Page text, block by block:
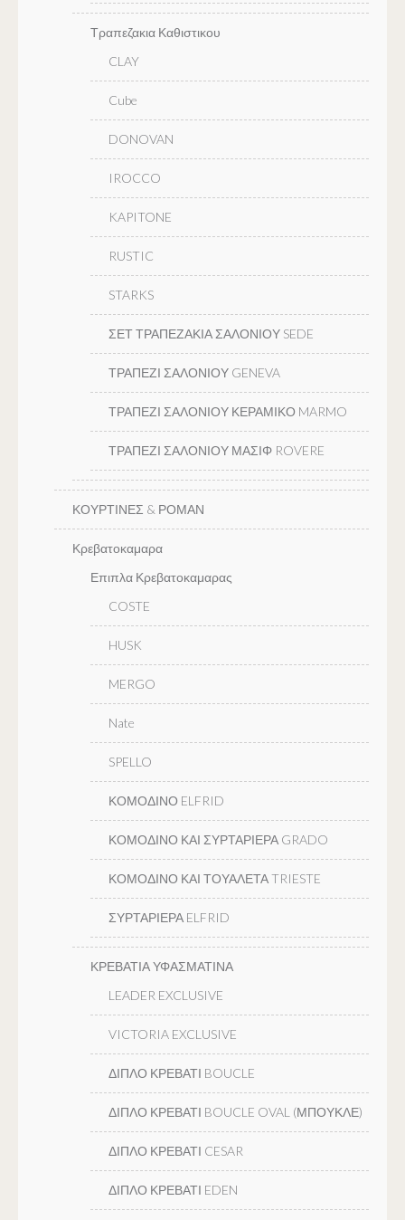
Τραπεζακια Καθιστικου
CLAY
Cube
DONOVAN
IROCCO
KAPITONE
RUSTIC
STARKS
ΣΕΤ ΤΡΑΠΕΖΑΚΙΑ ΣΑΛΟΝΙΟΥ SEDE
ΤΡΑΠΕΖΙ ΣΑΛΟΝΙΟΥ GENEVA
ΤΡΑΠΕΖΙ ΣΑΛΟΝΙΟΥ ΚΕΡΑΜΙΚΟ MARMO
ΤΡΑΠΕΖΙ ΣΑΛΟΝΙΟΥ ΜΑΣΙΦ ROVERE
ΚΟΥΡΤΙΝΕΣ & ΡΟΜΑΝ
Κρεβατοκαμαρα
Επιπλα Κρεβατοκαμαρας
COSTE
HUSK
MERGO
Nate
SPELLO
ΚΟΜΟΔΙΝΟ ELFRID
ΚΟΜΟΔΙΝΟ ΚΑΙ ΣΥΡΤΑΡΙΕΡΑ GRADO
ΚΟΜΟΔΙΝΟ ΚΑΙ ΤΟΥΑΛΕΤΑ TRIESTE
ΣΥΡΤΑΡΙΕΡΑ ELFRID
ΚΡΕΒΑΤΙΑ ΥΦΑΣΜΑΤΙΝΑ
LEADER EXCLUSIVE
VICTORIA EXCLUSIVE
ΔΙΠΛΟ ΚΡΕΒΑΤΙ BOUCLE
ΔΙΠΛΟ ΚΡΕΒΑΤΙ BOUCLE OVAL (ΜΠΟΥΚΛΕ)
ΔΙΠΛΟ ΚΡΕΒΑΤΙ CESAR
ΔΙΠΛΟ ΚΡΕΒΑΤΙ EDEN